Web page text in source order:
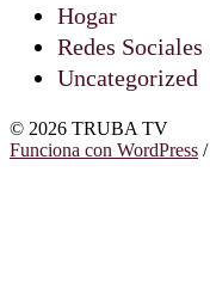
Hogar
Redes Sociales
Uncategorized
© 2026 TRUBA TV
Funciona con WordPress /